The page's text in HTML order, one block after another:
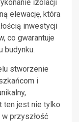
izolacji
elewację, która
inwestycji
co gwarantuje
budynku.
stworzenie
i
ten jest nie tylko
przyszłość